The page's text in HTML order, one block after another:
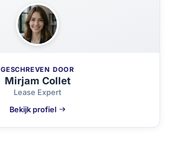
GESCHREVEN DOOR
Mirjam Collet
Lease Expert
Bekijk profiel